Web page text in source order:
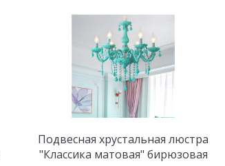
Подвесная хрустальная люстра
"Классика матовая" бирюзовая